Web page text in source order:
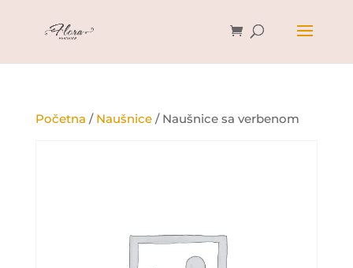
Početna / Naušnice/ Naušnice sa verbenom